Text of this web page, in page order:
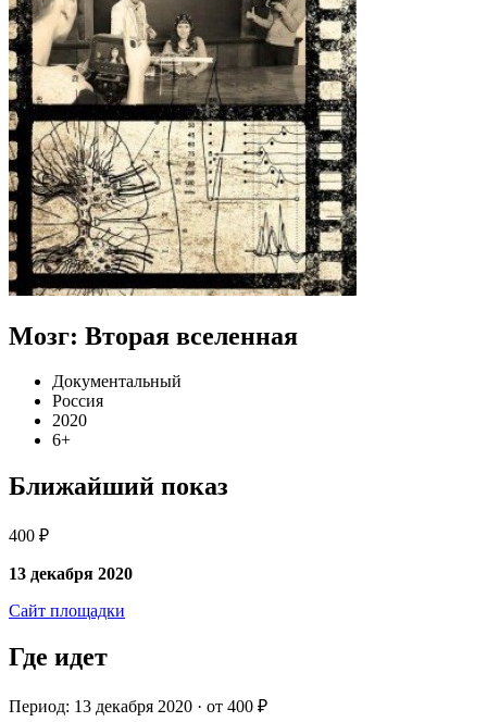
Мозг: Вторая вселенная
Документальный
Россия
2020
6+
Ближайший показ
400 ₽
13 декабря 2020
Сайт площадки
Где идет
Период: 13 декабря 2020 · от 400 ₽